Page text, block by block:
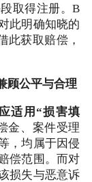
取得注册。B
此明确知晓的
此获取赔偿，
公平与合理
适用“损害填
金、案件受理
，均属于因侵
偿范围。而对
损失与恶意诉